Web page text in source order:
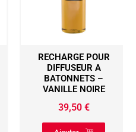
RECHARGE POUR
DIFFUSEUR A
BATONNETS –
VANILLE NOIRE
39,50€